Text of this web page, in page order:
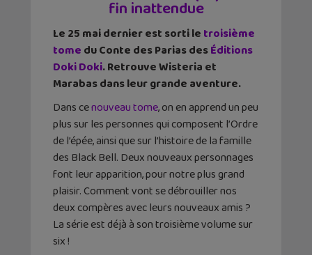
fin inattendue
Le 25 mai dernier est sorti le troisième
tome du Conte des Parias desÉditions
Doki Doki. Retrouve Wisteria et
Marabas dans leur grande aventure.
Dans cenouveau tome, on en apprend un peu
plus sur les personnes qui composent l’Ordre
de l’épée, ainsi que sur l’histoire de la famille
des Black Bell. Deux nouveaux personnages
font leur apparition, pour notre plus grand
plaisir. Comment vont se débrouiller nos
deux compères avec leurs nouveaux amis ?
La série est déjà à son troisième volume sur
six !